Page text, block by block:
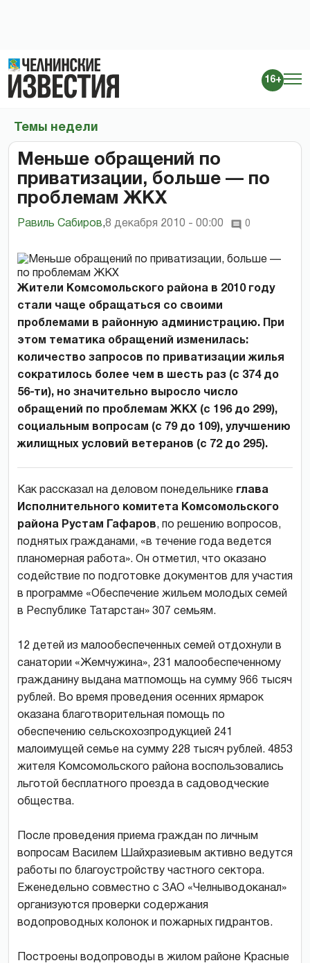
16+
Темы недели
Меньше обращений по
приватизации, больше — по
проблемам ЖКХ
Равиль Сабиров,8 декабря 2010 - 00:00 0
Жители Комсомольского района в 2010 году
стали чаще обращаться со своими
проблемами в районную администрацию. При
этом тематика обращений изменилась:
количество запросов по приватизации жилья
сократилось более чем в шесть раз (с 374 до
56-ти), но значительно выросло число
обращений по проблемам ЖКХ (с 196 до 299),
социальным вопросам (с 79 до 109), улучшению
жилищных условий ветеранов (с 72 до 295).
Как рассказал на деловом понедельнике глава
Исполнительного комитета Комсомольского
района Рустам Гафаров, по решению вопросов,
поднятых гражданами, «в течение года ведется
планомерная работа». Он отметил, что оказано
содействие по подготовке документов для участия
в программе «Обеспечение жильем молодых семей
в Республике Татарстан» 307 семьям.
12 детей из малообеспеченных семей отдохнули в
санатории «Жемчужина», 231 малообеспеченному
гражданину выдана матпомощь на сумму 966 тысяч
рублей. Во время проведения осенних ярмарок
оказана благотворительная помощь по
обеспечению сельскохозпродукцией 241
малоимущей семье на сумму 228 тысяч рублей. 4853
жителя Комсомольского района воспользовались
льготой бесплатного проезда в садоводческие
общества.
После проведения приема граждан по личным
вопросам Василем Шайхразиевым активно ведутся
работы по благоустройству частного сектора.
Еженедельно совместно с ЗАО «Челныводоканал»
организуются проверки содержания
водопроводных колонок и пожарных гидрантов.
Построены водопроводы в жилом районе Красные